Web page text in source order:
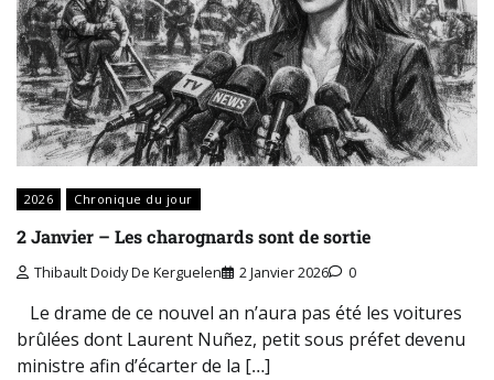
2026 Chronique du jour
2 Janvier – Les charognards sont de sortie
Thibault Doidy De Kerguelen 2 Janvier 2026 0
Le drame de ce nouvel an n’aura pas été les voitures
brûlées dont Laurent Nuñez, petit sous préfet devenu
ministre afin d’écarter de la […]